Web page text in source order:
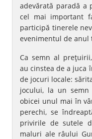
adevărată paradă
cel mai important
participă tinerele
evenimentul de anul
Ca semn al
au cinstea de a juca
de jocuri locale:
jocului, la un
obicei unul mai în
perechi, se
privirile de sutele
maluri ale râului